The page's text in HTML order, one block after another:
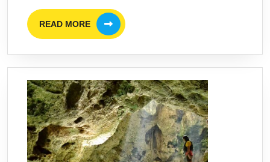
READ MORE
READ
MORE